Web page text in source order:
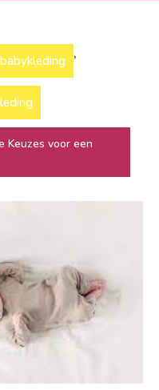
babykleding ,
Keuzes voor een